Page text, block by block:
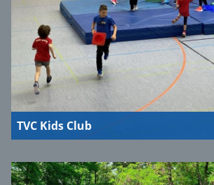
TVC Kids Club